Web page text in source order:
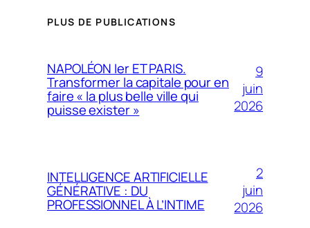
PLUS DE PUBLICATIONS
NAPOLÉON Ier ET PARIS.
Transformer la capitale pour en
faire « la plus belle ville qui
puisse exister »
9
juin
2026
INTELLIGENCE ARTIFICIELLE
GÉNÉRATIVE : DU
PROFESSIONNEL À L’INTIME
2
juin
2026